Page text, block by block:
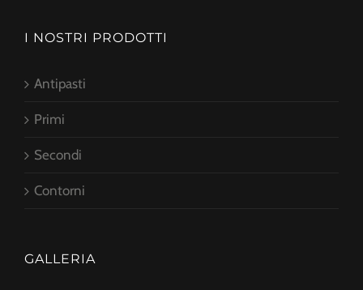
I NOSTRI PRODOTTI
Antipasti
Primi
Secondi
Contorni
GALLERIA